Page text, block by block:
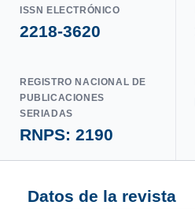
ISSN ELECTRÓNICO
2218-3620
REGISTRO NACIONAL DE
PUBLICACIONES
SERIADAS
RNPS: 2190
Datos de la revista